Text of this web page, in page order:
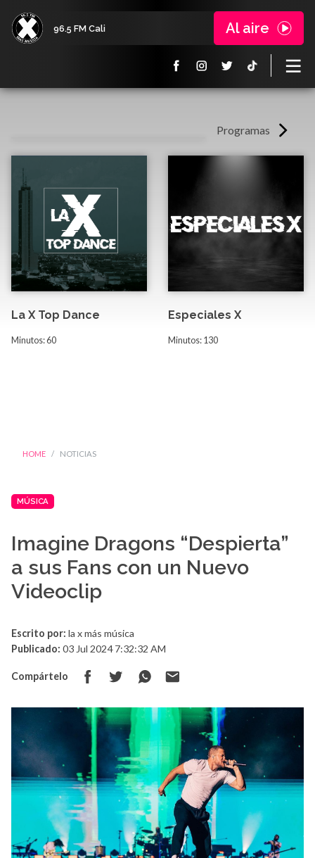
96.5 FM Cali Al aire
Programas
La X Top Dance
Minutos: 60
Especiales X
Minutos: 130
HOME NOTICIAS
MÚSICA
Imagine Dragons “Despierta”
a sus Fans con un Nuevo
Videoclip
Escrito por: la x más música
Publicado: 03 Jul 2024 7:32:32 AM
Compártelo